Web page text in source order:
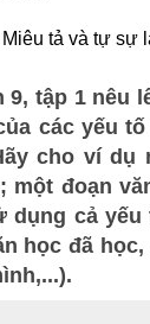
tả và tự sự
9, tập 1 nêu
các yếu
cho ví
một đoạn
cả yếu
học đã